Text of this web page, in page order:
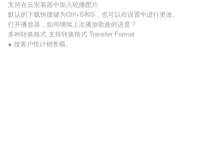
支持在云安装器中加入轮播图片
默认的下载快捷键为Ctrl+S和S，也可以在设置中进行更改。
打开播放器，如何继续上次播放歌曲的进度？
多种转换格式 支持转换格式 Transfer Format
● 按客户统计销售额。